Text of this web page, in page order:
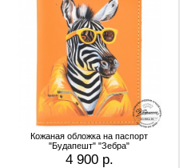
Кожаная обложка на паспорт
"Будапешт" "Зебра"
4 900 р.